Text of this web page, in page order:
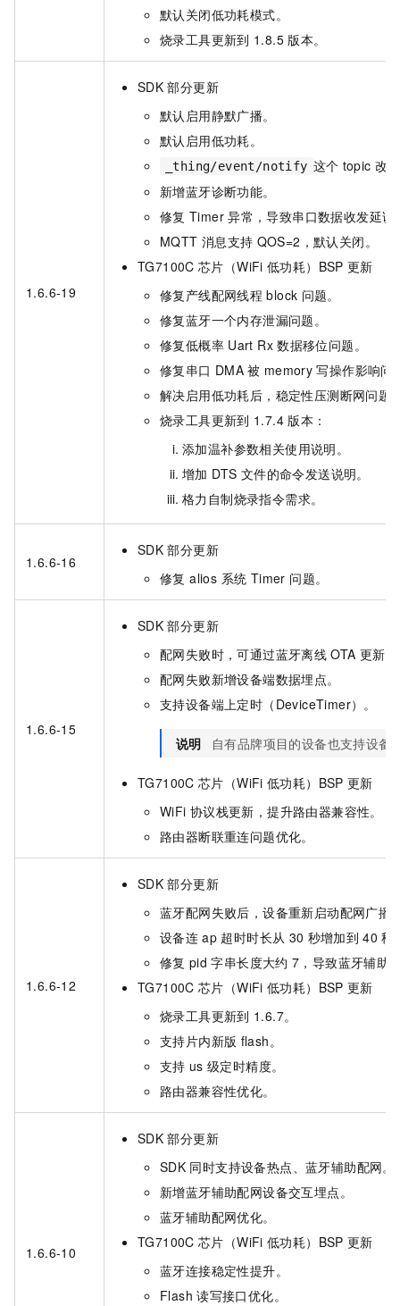
默认关闭低功耗模式。
烧录工具更新到 1.8.5 版本。
1.6.6-19
SDK 部分更新
默认启用静默广播。
默认启用低功耗。
_thing/event/notify 这个 topic 改
新增蓝牙诊断功能。
修复 Timer 异常，导致串口数据收发延误
MQTT 消息支持 QOS=2，默认关闭。
TG7100C 芯片（WiFi 低功耗）BSP 更新
修复产线配网线程 block 问题。
修复蓝牙一个内存泄漏问题。
修复低概率 Uart Rx 数据移位问题。
修复串口 DMA 被 memory 写操作影响问
解决启用低功耗后，稳定性压测断网问题
烧录工具更新到 1.7.4 版本：
添加温补参数相关使用说明。
增加 DTS 文件的命令发送说明。
格力自制烧录指令需求。
1.6.6-16
SDK 部分更新
修复 alios 系统 Timer 问题。
1.6.6-15
SDK 部分更新
配网失败时，可通过蓝牙离线 OTA 更新
配网失败新增设备端数据埋点。
支持设备端上定时（DeviceTimer）。
说明 自有品牌项目的设备也支持设备
TG7100C 芯片（WiFi 低功耗）BSP 更新
WiFi 协议栈更新，提升路由器兼容性。
路由器断联重连问题优化。
1.6.6-12
SDK 部分更新
蓝牙配网失败后，设备重新启动配网广播
设备连 ap 超时时长从 30 秒增加到 40 秒
修复 pid 字串长度大约 7，导致蓝牙辅助
TG7100C 芯片（WiFi 低功耗）BSP 更新
烧录工具更新到 1.6.7。
支持片内新版 flash。
支持 us 级定时精度。
路由器兼容性优化。
1.6.6-10
SDK 部分更新
SDK 同时支持设备热点、蓝牙辅助配网。
新增蓝牙辅助配网设备交互埋点。
蓝牙辅助配网优化。
TG7100C 芯片（WiFi 低功耗）BSP 更新
蓝牙连接稳定性提升。
Flash 读写接口优化。